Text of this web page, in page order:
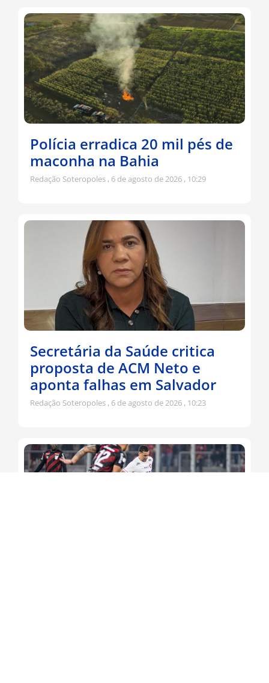
Polícia erradica 20 mil pés de
maconha na Bahia
Redação Soteropoles 6 de agosto de 2026 10:29
Secretária da Saúde critica
proposta de ACM Neto e
aponta falhas em Salvador
Redação Soteropoles 6 de agosto de 2026 10:23